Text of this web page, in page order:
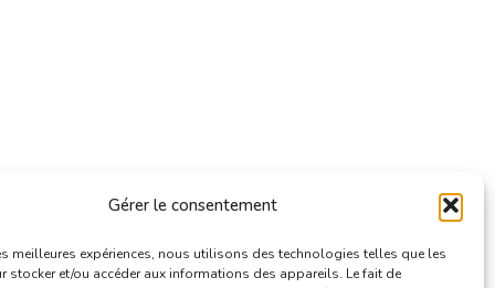
Gérer le consentement
meilleures expériences, nous utilisons des technologies telles que les
stocker et/ou accéder aux informations des appareils. Le fait de